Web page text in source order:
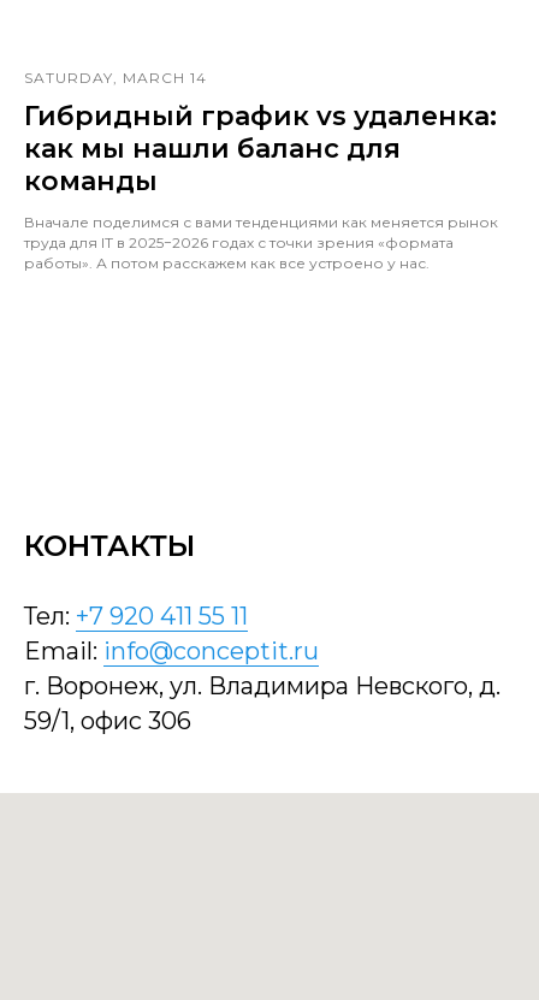
SATURDAY, MARCH 14
Гибридный график vs удаленка:
как мы нашли баланс для
команды
Вначале поделимся с вами тенденциями как меняется рынок
труда для IT в 2025−2026 годах с точки зрения «формата
работы». А потом расскажем как все устроено у нас.
КОНТАКТЫ
Тел: +7 920 411 55 11
Email: info@conceptit.ru
г. Воронеж, ул. Владимира Невского, д.
59/1, офис 306